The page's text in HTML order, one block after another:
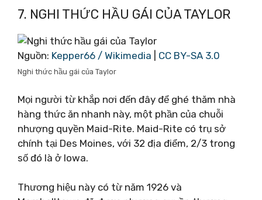
7. NGHI THỨC HẦU GÁI CỦA TAYLOR
Nguồn: Kepper66 / Wikimedia CC BY-SA 3.0
Nghi thức hầu gái của Taylor
Mọi người từ khắp nơi đến đây để ghé thăm nhà
hàng thức ăn nhanh này, một phần của chuỗi
nhượng quyền Maid-Rite. Maid-Rite có trụ sở
chính tại Des Moines, với 32 địa điểm, 2/3 trong
số đó là ở Iowa.
Thương hiệu này có từ năm 1926 và